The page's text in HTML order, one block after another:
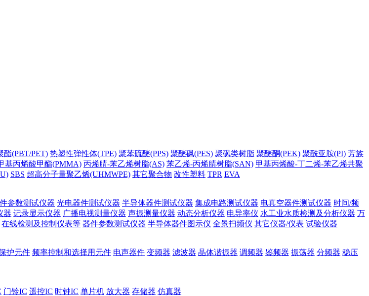
酯(PBT/PET) 热塑性弹性体(TPE) 聚苯硫醚(PPS) 聚醚砜(PES) 聚砜类树脂 聚醚酮(PEK) 聚酰亚胺(PI) 芳族
基丙烯酸甲酯(PMMA) 丙烯腈-苯乙烯树脂(AS) 苯乙烯-丙烯腈树脂(SAN) 甲基丙烯酸-丁二烯-苯乙烯共聚
SBS 超高分子量聚乙烯(UHMWPE) 其它聚合物 改性塑料 TPR EVA
参数测试仪器 光电器件测试仪器 半导体器件测试仪器 集成电路测试仪器 电真空器件测试仪器 时间/频
器 记录显示仪器 广播电视测量仪器 声振测量仪器 动态分析仪器 电导率仪 水工业水质检测及分析仪器 万
在线检测及控制仪表等 器件参数测试仪器 半导体器件图示仪 全景扫频仪 其它仪器/仪表 试验仪器
护元件 频率控制和选择用元件 电声器件 变频器 滤波器 晶体谐振器 调频器 鉴频器 振荡器 分频器 稳压
门铃IC 遥控IC 时钟IC 单片机 放大器 存储器 仿真器